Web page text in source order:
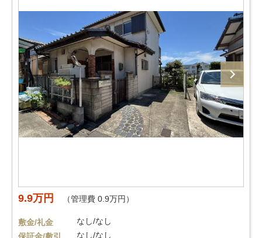
9.9万円 （管理費 0.9万円）
敷金/礼金
なし/なし
なし/なし